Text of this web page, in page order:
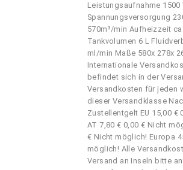
Leistungsaufnahme 1500
Spannungsversorgung
570m³/min Aufheizzeit
Tankvolumen 6 L
ml/min Maße 580x 278x
Internationale
befindet sich in der
Versandkosten für jeden
dieser Versandklasse
Zustellentgelt EU 15,00 €
AT 7,80 € 0,00 € Nicht
€ Nicht möglich! Europa
möglich! Alle
Versand an Inseln bitte